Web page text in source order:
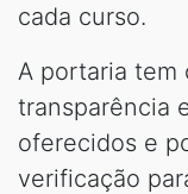
cada curso.
A portaria tem
transparência
oferecidos e
verificação